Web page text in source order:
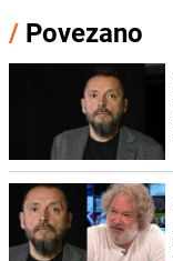
/ Povezano